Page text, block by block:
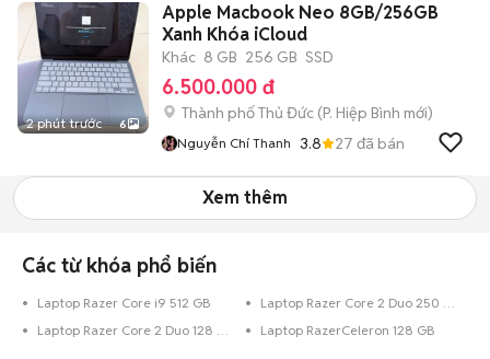
2 phút trước 6
Apple Macbook Neo 8GB/256GB
Xanh Khóa iCloud
Khác 8 GB 256 GB SSD
6.500.000 đ
Thành phố Thủ Đức (P. Hiệp Bình mới)
Nguyễn Chí Thanh 3.8 27 đã bán
Xem thêm
Các từ khóa phổ biến
Laptop Razer Core i9 512 GB
Laptop Razer Core 2 Duo 250 GB
Laptop Razer Core 2 Duo 128 GB
Laptop RazerCeleron 128 GB